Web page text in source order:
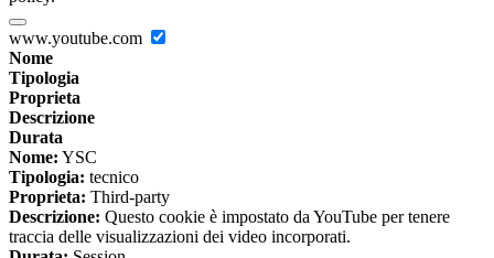
www.youtube.com
Nome
Tipologia
Proprieta
Descrizione
Durata
Nome: YSC
Tipologia: tecnico
Proprieta: Third-party
Descrizione: Questo cookie è impostato da YouTube per tenere
traccia delle visualizzazioni dei video incorporati.